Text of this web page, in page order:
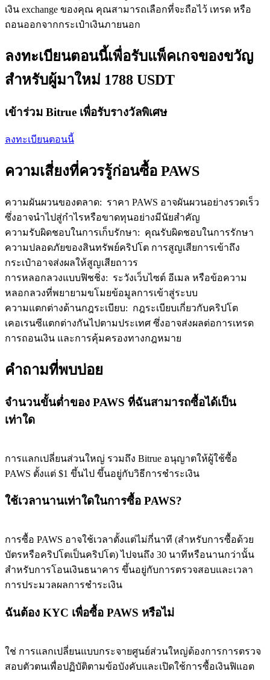
มากถึง 65% คอมมิชชั่น!
การแนะนำ
เชิญเพื่อนเพื่อรับรางวัลเงินสด
BTC Welcome Rewards
Deposit & Trade BTC to Share 25000 USDT prize pool!
Deposit CASHCAT & Win
Exclusive for BitMart Users
Register & Trade to Win 500,000 USDT
Precious Metals Trading Carnival
Trade Gold & Silver · 33,333 USDT Bonus
USDT Flexible Staking | Daily Rewards
เงิน exchange ของคุณ คุณสามารถเลือกที่จะถือไว้ เทรด หรือ
ถอนออกจากกระเป๋าเงินภายนอก
ลงทะเบียนตอนนี้เพื่อรับแพ็คเกจของขวัญ
สำหรับผู้มาใหม่ 1788 USDT
เข้าร่วม Bitrue เพื่อรับรางวัลพิเศษ
ลงทะเบียนตอนนี้
ความเสี่ยงที่ควรรู้ก่อนซื้อ PAWS
ความผันผวนของตลาด: ราคา PAWS อาจผันผวนอย่างรวดเร็ว
ซึ่งอาจนำไปสู่กำไรหรือขาดทุนอย่างมีนัยสำคัญ
ความรับผิดชอบในการเก็บรักษา: คุณรับผิดชอบในการรักษา
ความปลอดภัยของสินทรัพย์คริปโต การสูญเสียการเข้าถึง
กระเป๋าอาจส่งผลให้สูญเสียถาวร
การหลอกลวงแบบฟิชชิ่ง: ระวังเว็บไซต์ อีเมล หรือข้อความ
หลอกลวงที่พยายามขโมยข้อมูลการเข้าสู่ระบบ
ความแตกต่างด้านกฎระเบียบ: กฎระเบียบเกี่ยวกับคริปโต
เคอเรนซีแตกต่างกันไปตามประเทศ ซึ่งอาจส่งผลต่อการเทรด
การถอนเงิน และการคุ้มครองทางกฎหมาย
คำถามที่พบบ่อย
จำนวนขั้นต่ำของ PAWS ที่ฉันสามารถซื้อได้เป็น
เท่าใด
การแลกเปลี่ยนส่วนใหญ่ รวมถึง Bitrue อนุญาตให้ผู้ใช้ซื้อ
PAWS ตั้งแต่ $1 ขึ้นไป ขึ้นอยู่กับวิธีการชำระเงิน
ใช้เวลานานเท่าใดในการซื้อ PAWS?
การซื้อ PAWS อาจใช้เวลาตั้งแต่ไม่กี่นาที (สำหรับการซื้อด้วย
บัตรหรือคริปโตเป็นคริปโต) ไปจนถึง 30 นาทีหรือนานกว่านั้น
สำหรับการโอนเงินธนาคาร ขึ้นอยู่กับการตรวจสอบและเวลา
การประมวลผลการชำระเงิน
ฉันต้อง KYC เพื่อซื้อ PAWS หรือไม่
ใช่ การแลกเปลี่ยนแบบกระจายศูนย์ส่วนใหญ่ต้องการการตรวจ
สอบตัวตนเพื่อปฏิบัติตามข้อบังคับและเปิดใช้การซื้อเงินฟิแอต